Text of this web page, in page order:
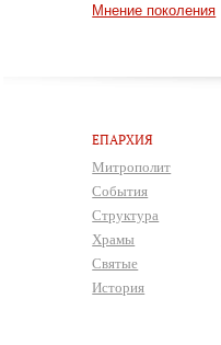
Мнение поколения
ЕПАРХИЯ
Митрополит
События
Структура
Храмы
Святые
История